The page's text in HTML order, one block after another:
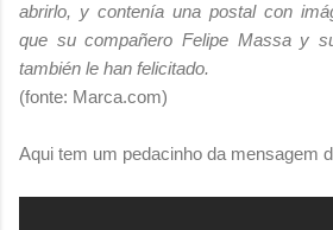
abrirlo, y contenía una postal con
que su compañero Felipe Massa y
también le han felicitado.
(fonte: Marca.com)
Aqui tem um pedacinho da mensagem